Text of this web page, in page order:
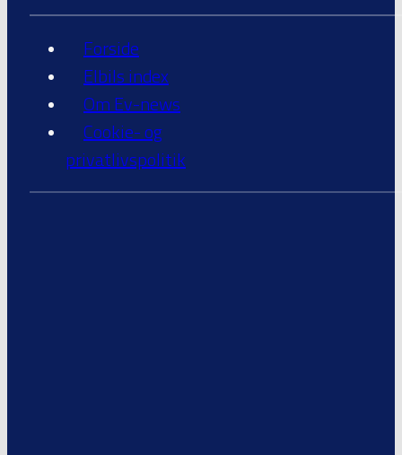
Forside
Elbils index
Om Ev-news
Cookie- og
privatlivspolitik